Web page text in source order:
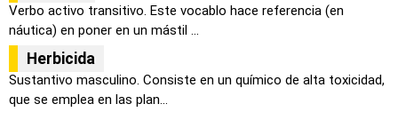
Verbo activo transitivo. Este vocablo hace referencia (en
náutica) en poner en un mástil ...
Herbicida
Sustantivo masculino. Consiste en un químico de alta toxicidad,
que se emplea en las plan...